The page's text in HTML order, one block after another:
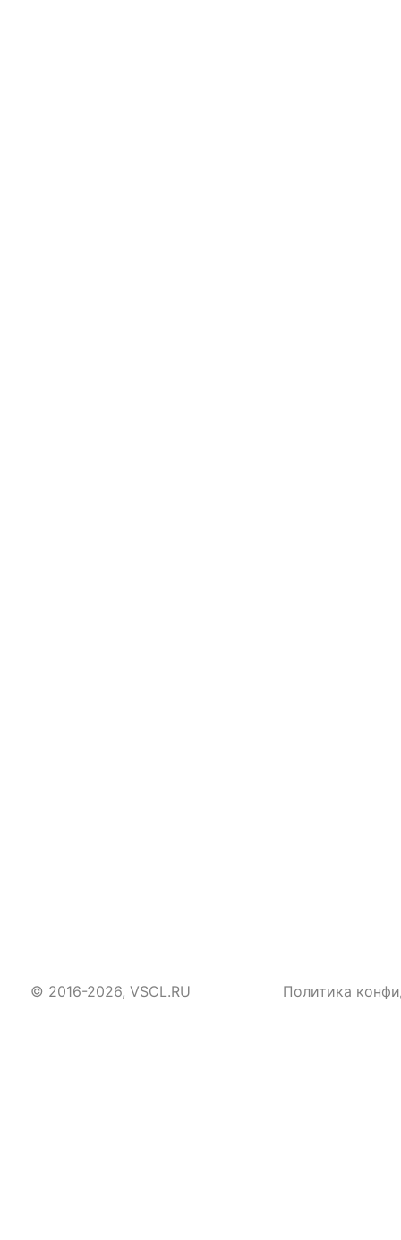
© 2016-2026, VSCL.RU Политика